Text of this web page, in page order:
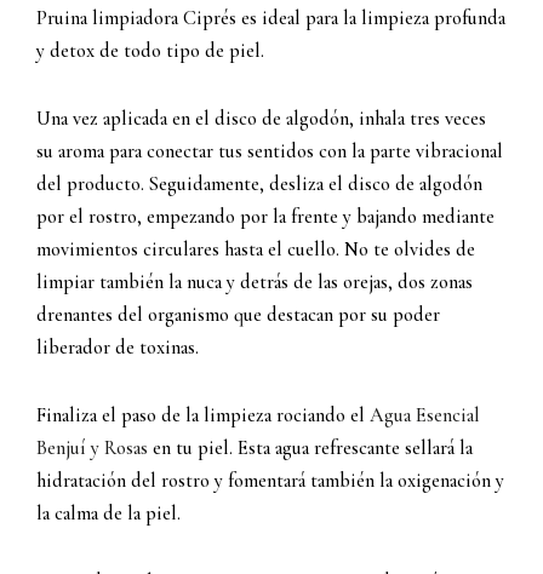
Pruina limpiadora Ciprés es ideal para la limpieza profunda
y detox de todo tipo de piel.
Una vez aplicada en el disco de algodón, inhala tres veces
su aroma para conectar tus sentidos con la parte vibracional
del producto. Seguidamente, desliza el disco de algodón
por el rostro, empezando por la frente y bajando mediante
movimientos circulares hasta el cuello. No te olvides de
limpiar también la nuca y detrás de las orejas, dos zonas
drenantes del organismo que destacan por su poder
liberador de toxinas.
Finaliza el paso de la limpieza rociando el Agua Esencial
Benjuí y Rosas en tu piel. Esta agua refrescante sellará la
hidratación del rostro y fomentará también la oxigenación y
la calma de la piel.